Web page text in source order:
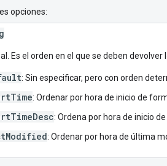
opciones:
Es el orden en el que se deben
: Sin especificar, pero con orden
: Ordenar por hora de inicio de
: Ordena por hora de inicio
: Ordenar por hora de última